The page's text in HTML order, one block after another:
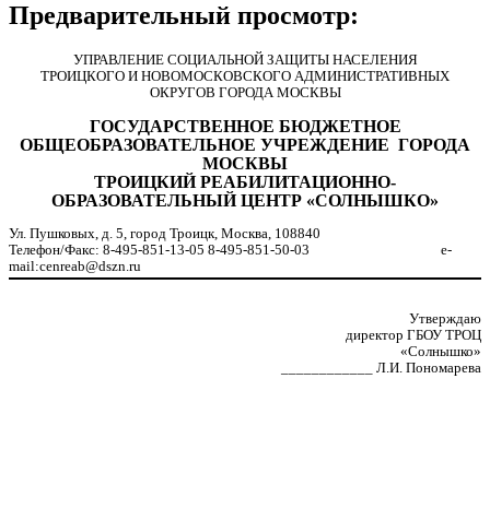
Предварительный просмотр:
УПРАВЛЕНИЕ СОЦИАЛЬНОЙ ЗАЩИТЫ НАСЕЛЕНИЯ
ТРОИЦКОГО И НОВОМОСКОВСКОГО АДМИНИСТРАТИВНЫХ
ОКРУГОВ ГОРОДА МОСКВЫ
ГОСУДАРСТВЕННОЕ БЮДЖЕТНОЕ
ОБЩЕОБРАЗОВАТЕЛЬНОЕ УЧРЕЖДЕНИЕ ГОРОДА
МОСКВЫ
ТРОИЦКИЙ РЕАБИЛИТАЦИОННО-
ОБРАЗОВАТЕЛЬНЫЙ ЦЕНТР «СОЛНЫШКО»
Ул. Пушковых, д. 5, город Троицк, Москва, 108840
Телефон/Факс: 8-495-851-13-05 8-495-851-50-03 e-
mail:cenreab@dszn.ru
Утверждаю
директор ГБОУ ТРОЦ
«Солнышко»
____________ Л.И. Пономарева